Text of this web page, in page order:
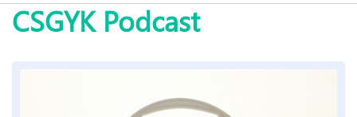
CSGYK Podcast